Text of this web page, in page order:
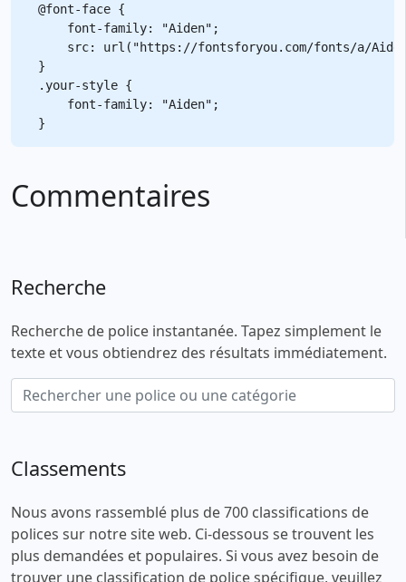
@font-face {
    font-family: "Aiden";
src: url("https://fontsforyou.com/fonts/a/
}
.your-style {
    font-family: "Aiden";
Commentaires
Recherche
Recherche de police instantanée. Tapez simplement le
texte et vous obtiendrez des résultats immédiatement.
Classements
Nous avons rassemblé plus de 700 classifications de
polices sur notre site web. Ci-dessous se trouvent les
plus demandées et populaires. Si vous avez besoin de
trouver une classification de police spécifique, veuillez